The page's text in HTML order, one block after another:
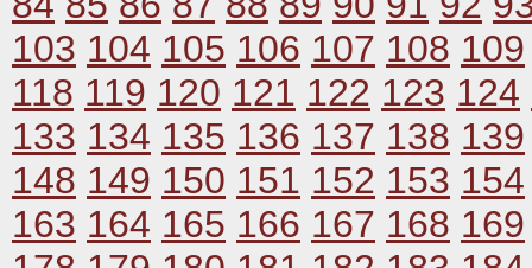
103 104 105 106 107 108 109
118 119 120 121 122 123 124
133 134 135 136 137 138 139
148 149 150 151 152 153 154
163 164 165 166 167 168 169